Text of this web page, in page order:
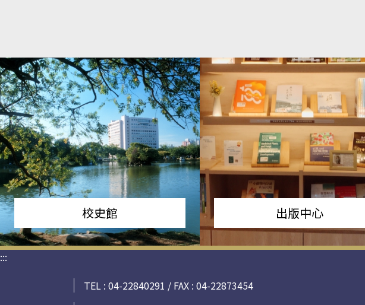
校史館 出版中心
:::
TEL : 04-22840291 / FAX : 04-22873454